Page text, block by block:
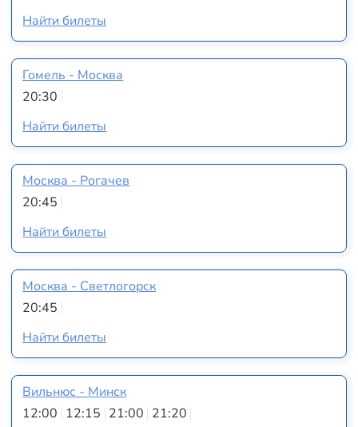
Найти билеты
Гомель - Москва
20:30
Найти билеты
Москва - Рогачев
20:45
Найти билеты
Москва - Светлогорск
20:45
Найти билеты
Вильнюс - Минск
12:00 12:15 21:00 21:20